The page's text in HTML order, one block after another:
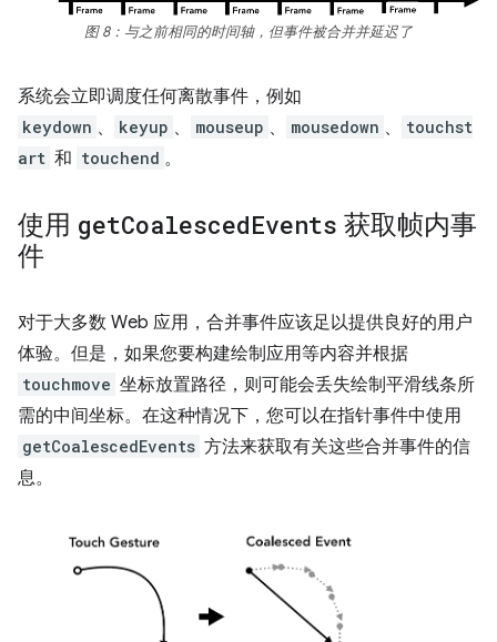
图 8：与之前相同的时间轴，但事件被合并并延迟了
系统会立即调度任何离散事件，例如
keydown 、 keyup 、 mouseup 、 mousedown 、
touchst
art 和 touchend 。
使用 getCoalescedEvents 获取帧内事
件
对于大多数 Web 应用，合并事件应该足以提供良好的用户
体验。但是，如果您要构建绘制应用等内容并根据
touchmove 坐标放置路径，则可能会丢失绘制平滑线条所
需的中间坐标。在这种情况下，您可以在指针事件中使用
getCoalescedEvents 方法来获取有关这些合并事件的信
息。